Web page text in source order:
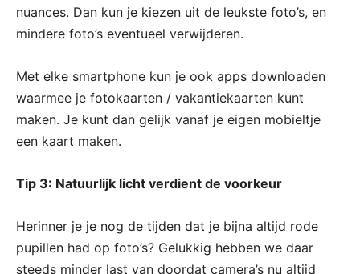
nuances. Dan kun je kiezen uit de leukste foto’s, en
mindere foto’s eventueel verwijderen.
Met elke smartphone kun je ook apps downloaden
waarmee je fotokaarten / vakantiekaarten kunt
maken. Je kunt dan gelijk vanaf je eigen mobieltje
een kaart maken.
Tip 3: Natuurlijk licht verdient de voorkeur
Herinner je je nog de tijden dat je bijna altijd rode
pupillen had op foto’s? Gelukkig hebben we daar
steeds minder last van doordat camera’s nu altijd